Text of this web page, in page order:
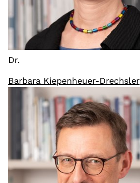
Dr.
Barbara Kiepenheuer-Drechsler